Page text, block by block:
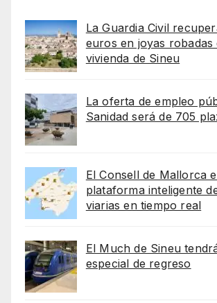
La Guardia Civil
euros en joyas robadas
vivienda de Sineu
La oferta de empleo
Sanidad será de 705
El Consell de Mallorca
plataforma inteligente
viarias en tiempo real
El Much de Sineu
especial de regreso